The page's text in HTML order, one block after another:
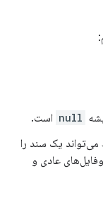
null است.
یک سند را
عادی و